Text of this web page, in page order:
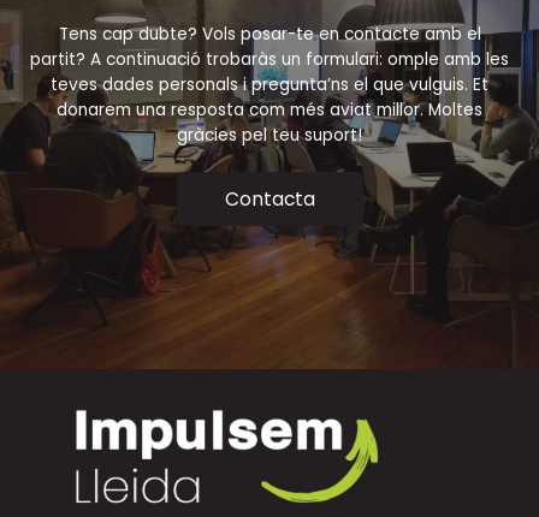
Tens cap dubte? Vols posar-te en contacte amb el
partit? A continuació trobaràs un formulari: omple amb les
teves dades personals i pregunta’ns el que vulguis. Et
donarem una resposta com més aviat millor. Moltes
gràcies pel teu suport!
Contacta